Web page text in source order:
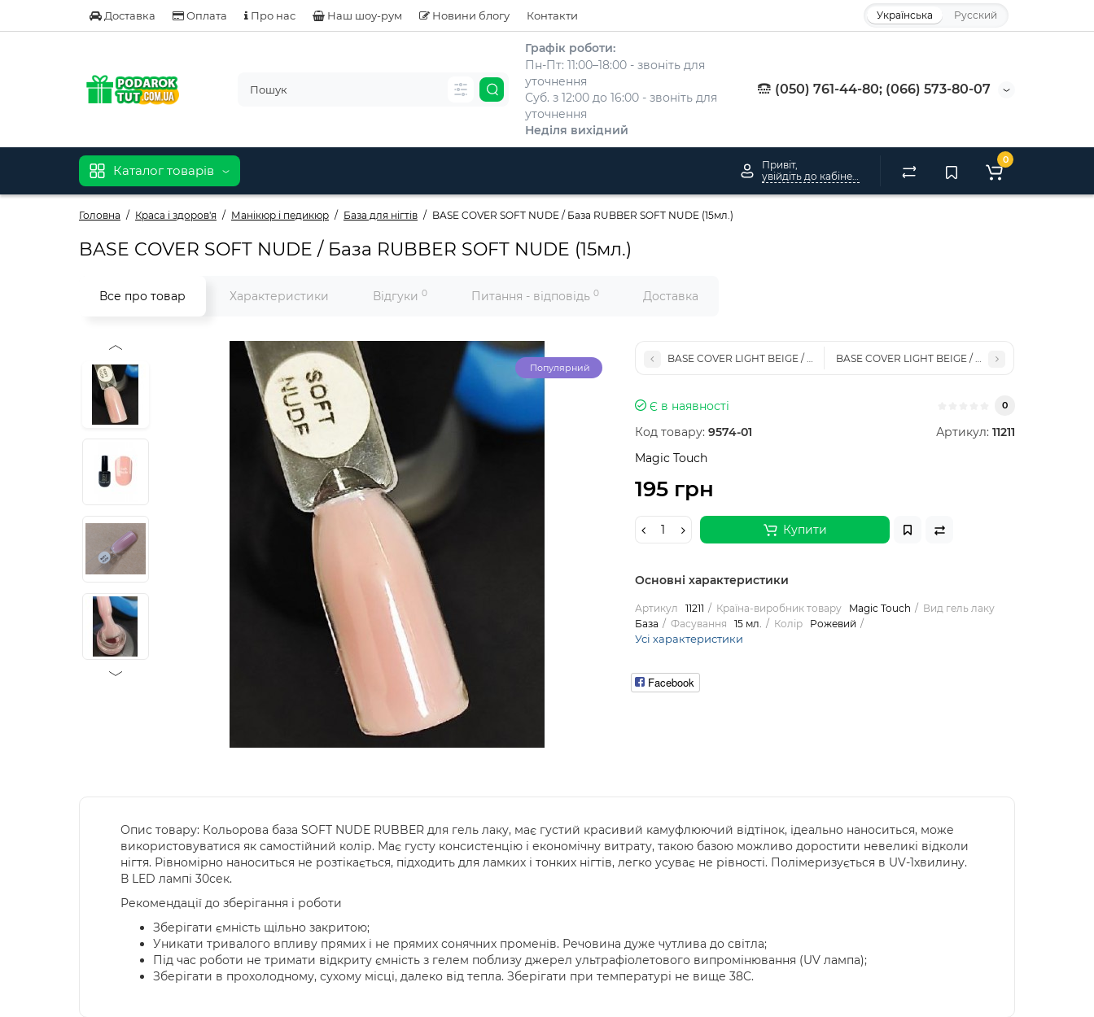
Доставка Оплата Про нас Наш шоу-рум Новини блогу Контакти Українська Русский
Графік роботи:
Пн-Пт: 11:00–18:00 - звоніть для
уточнення
Суб. з 12:00 до 16:00 - звоніть для
уточнення
Неділя вихідний
(050) 761-44-80; (066) 573-80-07
Каталог товарів
Привіт,
0
Головна Краса і здоров'я Манікюр і педикюр База для нігтів BASE COVER SOFT NUDE / База RUBBER SOFT NUDE (15мл.)
BASE COVER SOFT NUDE / База RUBBER SOFT NUDE (15мл.)
Все про товар Характеристики Відгуки 0 Питання - відповідь 0 Доставка
Популярний
BASE COVER LIGHT BEIGE / База RUBBER LIGHT BEIGE (15мл.)
BASE COVER LIGHT BEIGE / База RUBBER LIGHT
Є в наявності 0
Код товару: 9574-01 Артикул: 11211
Magic Touch
195 грн
Купити
Основні характеристики
Артикул 11211 Країна-виробник товару Magic Touch
Вид гель лаку
База
Фасування 15 мл. Колір Рожевий
Усі характеристики
Facebook
Опис товару: Кольорова база SOFT NUDE RUBBER для гель лаку, має густий красивий камуфлюючий відтінок, ідеально наноситься, може
використовуватися як самостійний колір. Має густу консистенцію і економічну витрату, такою базою можливо доростити невеликі відколи
нігтя. Рівномірно наноситься не розтікається, підходить для ламких і тонких нігтів, легко усуває не рівності. Полімеризується в UV-1хвилину.
В LED лампі 30сек.
Рекомендації до зберігання і роботи
Зберігати ємність щільно закритою;
Уникати тривалого впливу прямих і не прямих сонячних променів. Речовина дуже чутлива до світла;
Під час роботи не тримати відкриту ємність з гелем поблизу джерел ультрафіолетового випромінювання (UV лампа);
Зберігати в прохолодному, сухому місці, далеко від тепла. Зберігати при температурі не вище 38C.